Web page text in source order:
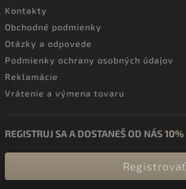
Kontakty
Obchodné podmienky
Otázky a odpovede
Podmienky ochrany osobných údajov
Reklamácie
Vrátenie a výmena tovaru
REGISTRUJ SA A DOSTANEŠ OD NÁS10%
Registrovať